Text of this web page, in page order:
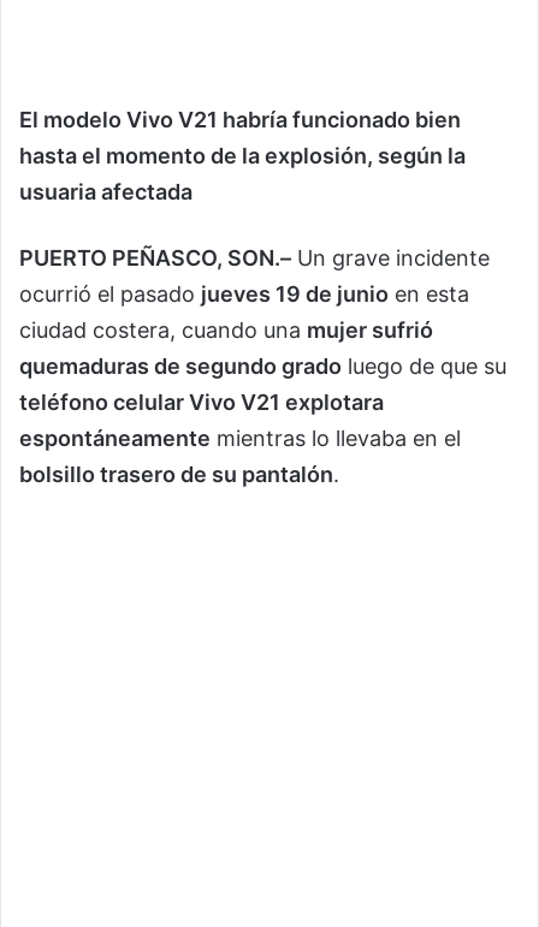
El modelo Vivo V21 habría funcionado bien
hasta el momento de la explosión, según la
usuaria afectada
PUERTO PEÑASCO, SON.– Un grave incidente
ocurrió el pasado jueves 19 de junio en esta
ciudad costera, cuando una mujer sufrió
quemaduras de segundo grado luego de que su
teléfono celular Vivo V21 explotara
espontáneamente mientras lo llevaba en el
bolsillo trasero de su pantalón.